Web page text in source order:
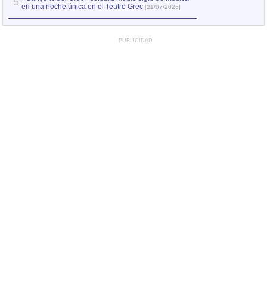
en una noche única en el Teatre Grec [21/07/2026]
PUBLICIDAD